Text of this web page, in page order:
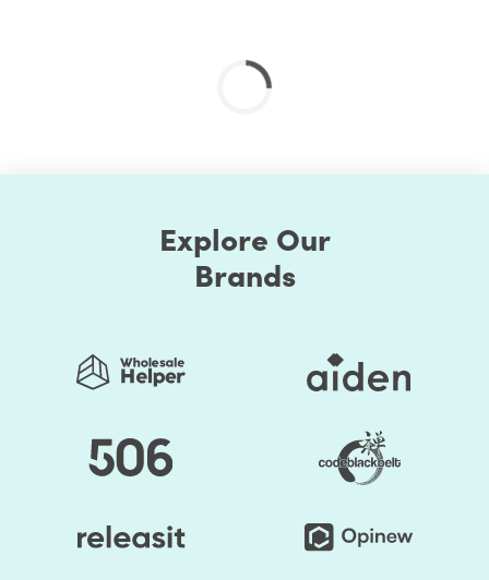
One of the only potential downsides to email marketing
Create a plan
Automation that's right for you
Why should you opt-in for the Email Automation Setup
service?
The right content delivered at the right time to the
correct people
Automation that's right for you
needs
Less demanding nurturing of customers through
Explore Our
Brands